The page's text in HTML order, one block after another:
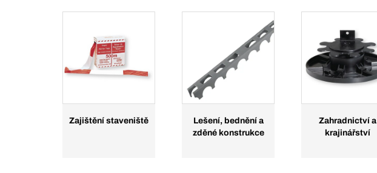
Zajištění staveniště
Lešení, bednění a
zděné konstrukce
Zahradnictví a
krajinářství